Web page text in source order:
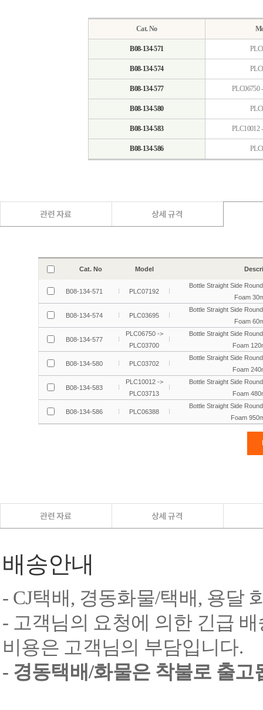
Cat. No
B08-134-571
B08-134-574
B08-134-577 PLC06750
B08-134-580
B08-134-583 PLC10012
B08-134-586
배송안내
- CJ택배, 경동화물/택배, 용달
- 고객님의 요청에 의한 긴급
비용은 고객님의 부담입니다.
- 경동택배/화물은 착불로 출고